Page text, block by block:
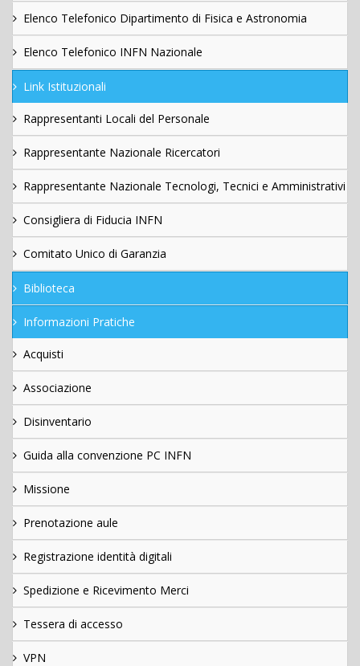
Elenco Telefonico Dipartimento di Fisica e Astronomia
Elenco Telefonico INFN Nazionale
Link Istituzionali
Rappresentanti Locali del Personale
Rappresentante Nazionale Ricercatori
Rappresentante Nazionale Tecnologi, Tecnici e Amministrativi
Consigliera di Fiducia INFN
Comitato Unico di Garanzia
Biblioteca
Informazioni Pratiche
Acquisti
Associazione
Disinventario
Guida alla convenzione PC INFN
Missione
Prenotazione aule
Registrazione identità digitali
Spedizione e Ricevimento Merci
Tessera di accesso
VPN